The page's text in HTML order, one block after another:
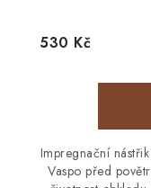
530 Kč
Impregnační
Vaspo před